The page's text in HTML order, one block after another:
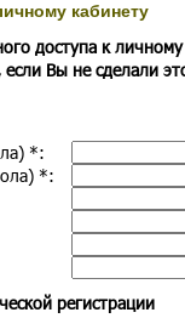
кабинету
доступа к
если Вы не сделали
*:
*:
регистрации